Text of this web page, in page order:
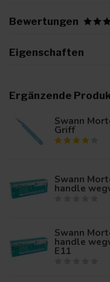
Bewertungen
Eigenschaften
Ergänzende
Swann
Griff
Swann
handle
Swann
handle
E11